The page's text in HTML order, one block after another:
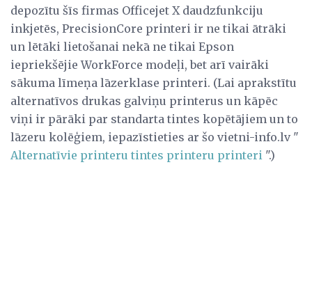
depozītu šīs firmas Officejet X daudzfunkciju
inkjetēs, PrecisionCore printeri ir ne tikai ātrāki
un lētāki lietošanai nekā ne tikai Epson
iepriekšējie WorkForce modeļi, bet arī vairāki
sākuma līmeņa lāzerklase printeri. (Lai aprakstītu
alternatīvos drukas galviņu printerus un kāpēc
viņi ir pārāki par standarta tintes kopētājiem un to
lāzeru kolēģiem, iepazīstieties ar šo vietni-info.lv "
Alternatīvie printeru tintes printeru printeri ".)